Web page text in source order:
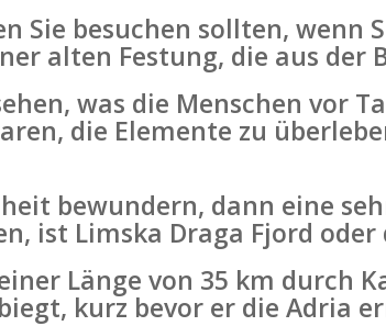
Sie besuchen sollten, wenn
alten Festung, die aus der
was die Menschen vor
die Elemente zu
bewundern, dann eine
ist Limska Draga Fjord
Länge von 35 km durch
kurz bevor er die Adria